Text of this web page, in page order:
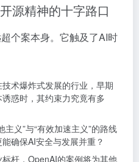
源精神的十字路口
个案本身。它触及了AI时
技术爆炸式发展的行业，早期
惑时，其约束力究竟有多
主义”与“有效加速主义”的路线
确保AI安全与发展并重？
标杆，OpenAI的案例将为其他